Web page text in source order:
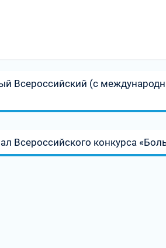
Всероссийский (с
Всероссийского конкурса